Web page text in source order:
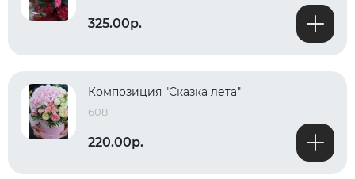
325.00р.
Композиция "Сказка лета"
608
220.00р.